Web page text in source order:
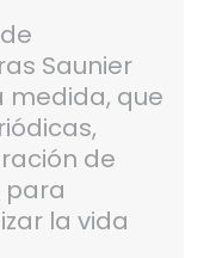
Saunier
medida, que
de
para
la vida